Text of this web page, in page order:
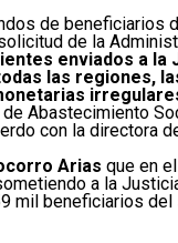
de
de la
enviados a
las regiones,
Abastecimiento
con la directora
Arias que en
a la
mil beneficiarios